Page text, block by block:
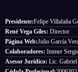
Presidente:Felipe Villafaña
René Vega Giles: Director
Página Web:Julio García
Colaboradores: Immer
Asesor Jurídico: Lic. Gabriel